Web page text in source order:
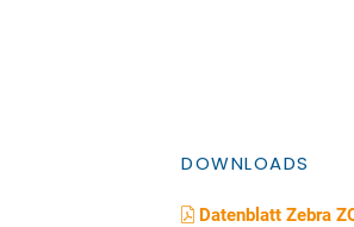
DOWNLOADS
Datenblatt Zebra